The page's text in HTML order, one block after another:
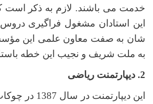
خدمت می باشند. لازم به ذکر است
این استادان مشغول فراگیری
شان به صفت معاون علمی این
به ملت شریف و نجیب این خطه
2. دیپارتمنت ریاضی
این دیپارتمنت